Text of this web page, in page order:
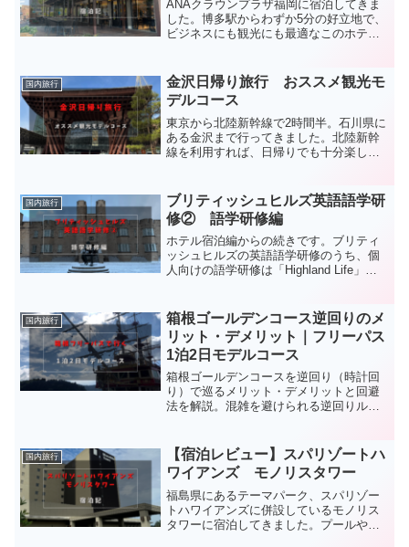
ANAクラウンプラザ福岡に宿泊してきま
した。博多駅からわずか5分の好立地で、
ビジネスにも観光にも最適なこのホテル
て紹介していきます。ANAクラウンプラ
ザ福岡の概要AN...
国内旅行
金沢日帰り旅行 おススメ観光モ
デルコース
東京から北陸新幹線で2時間半。石川県に
ある金沢まで行ってきました。北陸新幹
線を利用すれば、日帰りでも十分楽しめ
楽しみがたくさん！今回は金沢の日帰り
プランをご紹介します。...
国内旅行
ブリティッシュヒルズ英語語学研
修② 語学研修編
ホテル宿泊編からの続きです。ブリティ
ッシュヒルズの英語語学研修のうち、個
人向けの語学研修は「Highland Life」と
コース、レベル別に設定されたプログラ
ムで参加で...
国内旅行
箱根ゴールデンコース逆回りのメ
リット・デメリット｜フリーパス
1泊2日モデルコース
箱根ゴールデンコースを逆回り（時計回
り）で巡るメリット・デメリットと回避
法を解説。混雑を避けられる逆回りルー
涌谷・強羅も効率よく回れます。
国内旅行
【宿泊レビュー】スパリゾートハ
ワイアンズ モノリスタワー
福島県にあるテーマパーク、スパリゾー
トハワイアンズに併設しているモノリス
タワーに宿泊してきました。プールや温